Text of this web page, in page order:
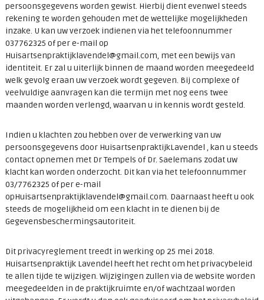
persoonsgegevens worden gewist. Hierbij dient evenwel steeds
rekening te worden gehouden met de wettelijke mogelijkheden
inzake. U kan uw verzoek indienen via het telefoonnummer
037762325 of per e-mail op
Huisartsenpraktijklavendel@gmail.com, met een bewijs van
identiteit. Er zal u uiterlijk binnen de maand worden meegedeeld
welk gevolg eraan uw verzoek wordt gegeven. Bij complexe of
veelvuldige aanvragen kan die termijn met nog eens twee
maanden worden verlengd, waarvan u in kennis wordt gesteld.
Indien u klachten zou hebben over de verwerking van uw
persoonsgegevens door HuisartsenpraktijkLavendel , kan u steeds
contact opnemen met Dr Tempels of Dr. Saelemans zodat uw
klacht kan worden onderzocht. Dit kan via het telefoonnummer
03/7762325 of per e-mail
opHuisartsenpraktijklavendel@gmail.com. Daarnaast heeft u ook
steeds de mogelijkheid om een klacht in te dienen bij de
Gegevensbeschermingsautoriteit.
Dit privacyreglement treedt in werking op 25 mei 2018.
Huisartsenpraktijk Lavendel heeft het recht om het privacybeleid
te allen tijde te wijzigen. Wijzigingen zullen via de website worden
meegedeelden in de praktijkruimte en/of wachtzaal worden